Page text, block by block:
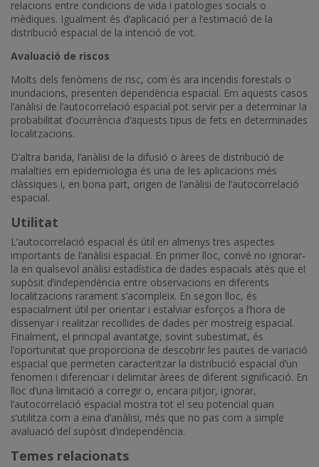
relacions entre condicions de vida i patologies socials o
mèdiques. Igualment és d’aplicació per a l’estimació de la
distribució espacial de la intenció de vot.
Avaluació de riscos
Molts dels fenòmens de risc, com és ara incendis forestals o
inundacions, presenten dependència espacial. Em aquests casos
l’anàlisi de l’autocorrelació espacial pot servir per a determinar la
probabilitat d’ocurrència d’aquests tipus de fets en determinades
localitzacions.
D’altra banda, l’anàlisi de la difusió o àrees de distribució de
malalties em epidemiologia és una de les aplicacions més
clàssiques i, en bona part, origen de l’anàlisi de l’autocorrelació
espacial.
Utilitat
L’autocorrelació espacial és útil en almenys tres aspectes
importants de l’anàlisi espacial. En primer lloc, convé no ignorar-
la en qualsevol anàlisi estadística de dades espacials atès que el
supòsit d’independència entre observacions en diferents
localitzacions rarament s’acompleix. En segon lloc, és
espacialment útil per orientar i estalviar esforços a l’hora de
dissenyar i realitzar recollides de dades per mostreig espacial.
Finalment, el principal avantatge, sovint subestimat, és
l’oportunitat que proporciona de descobrir les pautes de variació
espacial que permeten caracteritzar la distribució espacial d’un
fenomen i diferenciar i delimitar àrees de diferent significació. En
lloc d’una limitació a corregir o, encara pitjor, ignorar,
l’autocorrelació espacial mostra tot el seu potencial quan
s’utilitza com a eina d’anàlisi, més que no pas com a simple
avaluació del supòsit d’independència.
Temes relacionats